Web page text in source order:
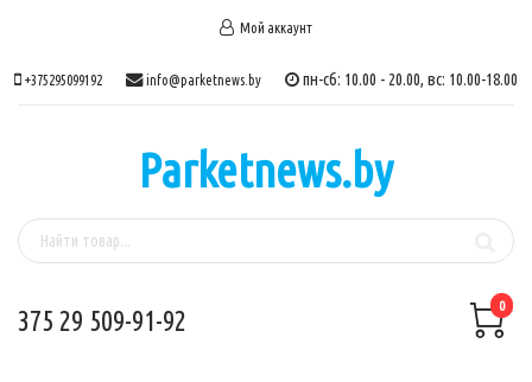
Мой аккаунт
+375295099192 info@parketnews.by пн-сб: 10.00 - 20.00, вс: 10.00-18.00
Parketnews.by
375 29 509-91-92 0